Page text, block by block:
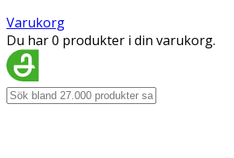
Varukorg
Du har 0 produkter i din varukorg.